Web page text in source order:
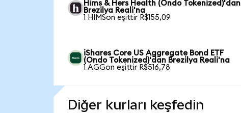
Hims & Hers Health (Ondo Tokenized)'dan
Brezilya Reali'na
1 HIMSon eşittir R$155,09
iShares Core US Aggregate Bond ETF
(Ondo Tokenized)'dan Brezilya Reali'na
1 AGGon eşittir R$516,78
Diğer kurları keşfedin